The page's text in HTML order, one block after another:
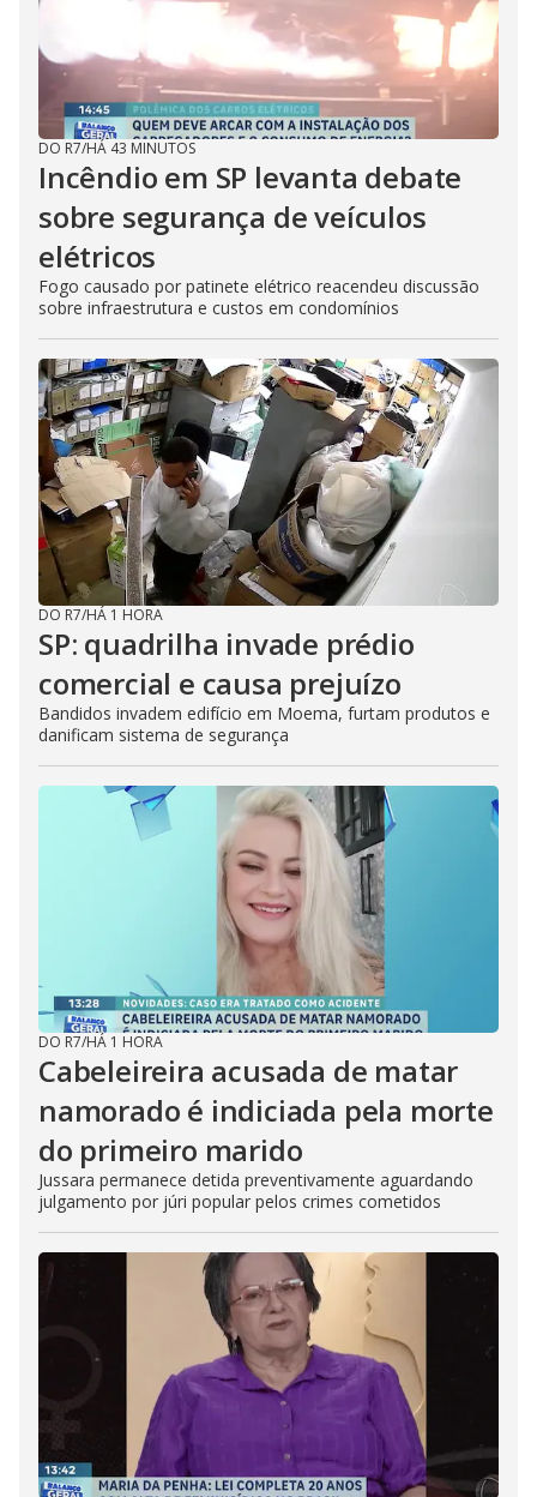
DO R7/HÁ 43 MINUTOS
Incêndio em SP levanta debate
sobre segurança de veículos
elétricos
Fogo causado por patinete elétrico reacendeu discussão
sobre infraestrutura e custos em condomínios
DO R7/HÁ 1 HORA
SP: quadrilha invade prédio
comercial e causa prejuízo
Bandidos invadem edifício em Moema, furtam produtos e
danificam sistema de segurança
DO R7/HÁ 1 HORA
Cabeleireira acusada de matar
namorado é indiciada pela morte
do primeiro marido
Jussara permanece detida preventivamente aguardando
julgamento por júri popular pelos crimes cometidos